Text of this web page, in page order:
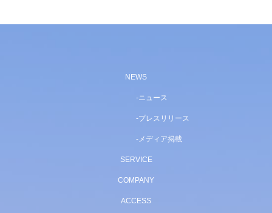
NEWS
ニュース
プレスリリース
メディア掲載
SERVICE
COMPANY
ACCESS